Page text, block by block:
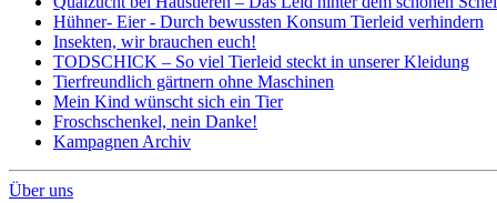
Hühner- Eier - Durch bewussten Konsum Tierleid verhindern
Insekten, wir brauchen euch!
TODSCHICK – So viel Tierleid steckt in unserer Kleidung
Tierfreundlich gärtnern ohne Maschinen
Mein Kind wünscht sich ein Tier
Froschschenkel, nein Danke!
Kampagnen Archiv
Über uns